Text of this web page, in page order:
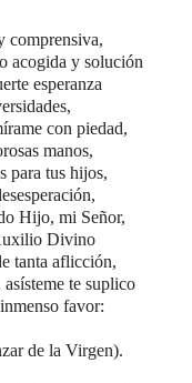
comprensiva,
acogida y solución
esperanza
con piedad,
manos,
para tus hijos,
Hijo, mi Señor,
Divino
tanta aflicción,
te suplico
favor:
de la Virgen).